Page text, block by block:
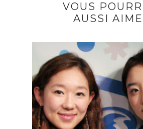
VOUS
AUSSI